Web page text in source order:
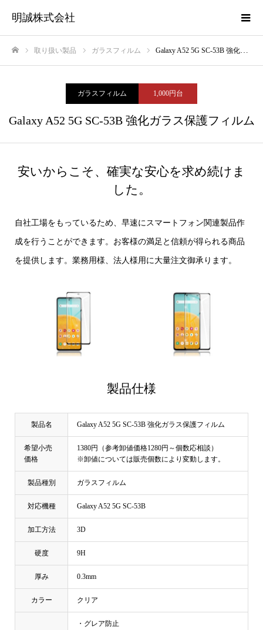
明誠株式会社
取り扱い製品 ガラスフィルム Galaxy A52 5G SC-53B 強化ガラス保護フィルム
ガラスフィルム 1,000円台
Galaxy A52 5G SC-53B 強化ガラス保護フィルム
安いからこそ、確実な安心を求め続けま
した。
自社工場をもっているため、早速にスマートフォン関連製品作
成を行うことができます。お客様の満足と信頼が得られる商品
を提供します。業務用様、法人様用に大量注文御承ります。
製品仕様
製品名 Galaxy A52 5G SC-53B 強化ガラス保護フィルム
希望小売
価格
1380円（参考卸値価格1280円～個数応相談）
※卸値については販売個数により変動します。
製品種別 ガラスフィルム
対応機種 Galaxy A52 5G SC-53B
加工方法 3D
硬度 9H
厚み 0.3mm
カラー クリア
・グレア防止